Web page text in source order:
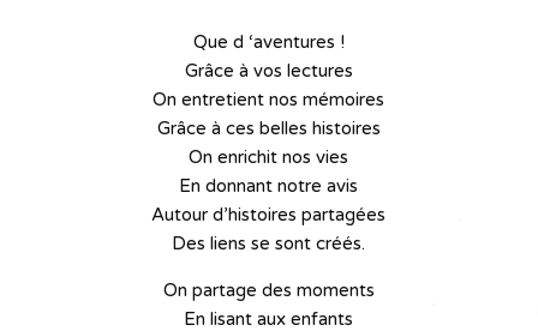
Que d ‘aventures !
Grâce à vos lectures
On entretient nos mémoires
Grâce à ces belles histoires
On enrichit nos vies
En donnant notre avis
Autour d’histoires partagées
Des liens se sont créés.
On partage des moments
En lisant aux enfants